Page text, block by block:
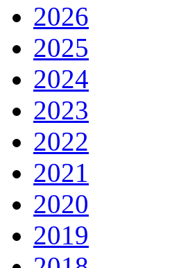
2026
2025
2024
2023
2022
2021
2020
2019